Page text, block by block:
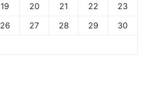
19 20 21 22
23
26 27 28 29
30